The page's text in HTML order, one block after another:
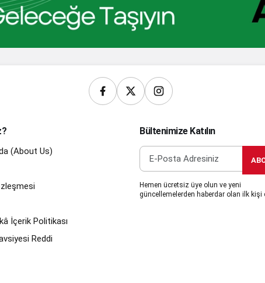
(About Us)
İçerik Politikası
Reddi
Bültenimize Katılın
Hemen ücretsiz üye olun ve yeni
güncellemelerden haberdar olan ilk kişi